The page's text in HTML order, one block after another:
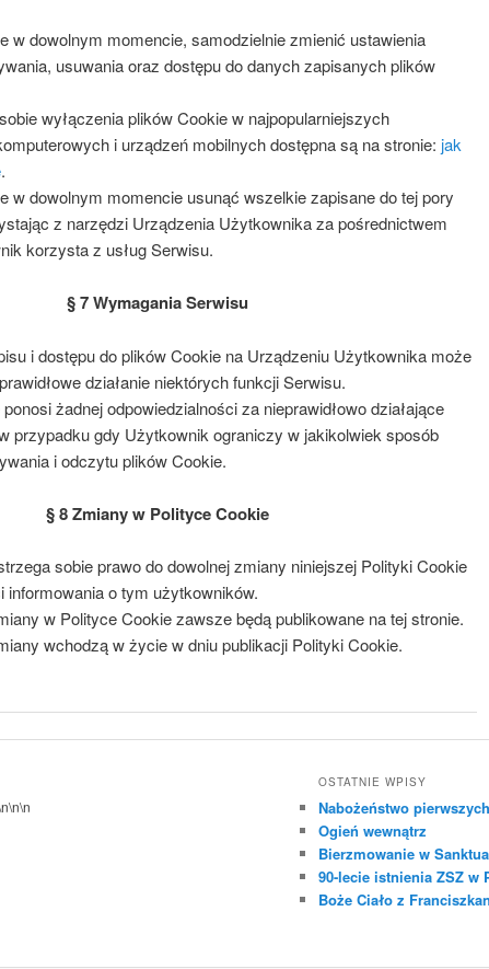
w dowolnym momencie, samodzielnie zmienić ustawienia
usuwania oraz dostępu do danych zapisanych plików
wyłączenia plików Cookie w najpopularniejszych
i urządzeń mobilnych dostępna są na stronie: jak
.
w dowolnym momencie usunąć wszelkie zapisane do tej pory
z narzędzi Urządzenia Użytkownika za pośrednictwem
korzysta z usług Serwisu.
§ 7 Wymagania Serwisu
i dostępu do plików Cookie na Urządzeniu Użytkownika może
działanie niektórych funkcji Serwisu.
żadnej odpowiedzialności za nieprawidłowo działające
przypadku gdy Użytkownik ograniczy w jakikolwiek sposób
i odczytu plików Cookie.
§ 8 Zmiany w Polityce Cookie
sobie prawo do dowolnej zmiany niniejszej Polityki Cookie
informowania o tym użytkowników.
w Polityce Cookie zawsze będą publikowane na tej stronie.
wchodzą w życie w dniu publikacji Polityki Cookie.
OSTATNIE WPISY
Nabożeństwo
Ogień wewnątrz
Bierzmowanie w
90-lecie istnienia ZSZ w
Boże Ciało z